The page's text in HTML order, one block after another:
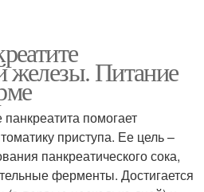
железы. Питание
помогает
приступа. Ее цель –
панкреатического сока,
ферменты. Достигается